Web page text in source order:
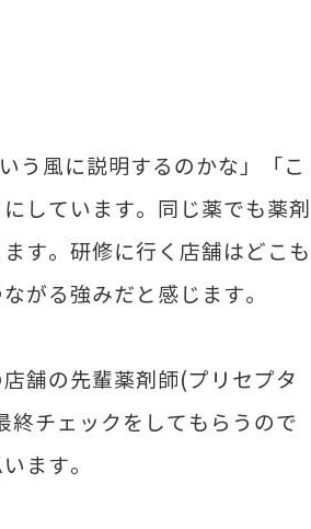
う風に説明するのかな」「こ
しています。同じ薬でも薬剤
す。研修に行く店舗はどこも
がる強みだと感じます。
舗の先輩薬剤師(プリセプタ
終チェックをしてもらうので
ます。